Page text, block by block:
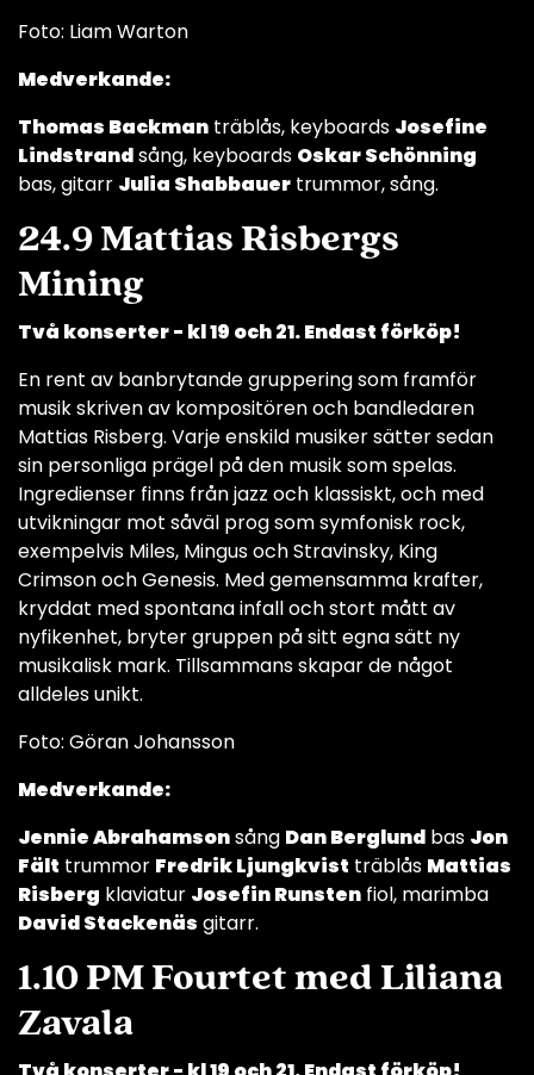
Foto: Liam Warton
Medverkande:
Thomas Backman träblås, keyboards Josefine
Lindstrandsång, keyboards Oskar Schönning
bas, gitarr Julia Shabbauer trummor, sång.
24.9 Mattias Risbergs
Mining
Två konserter - kl 19 och 21. Endast förköp!
En rent av banbrytande gruppering som framför
musik skriven av kompositören och bandledaren
Mattias Risberg. Varje enskild musiker sätter sedan
sin personliga prägel på den musik som spelas.
Ingredienser finns från jazz och klassiskt, och med
utvikningar mot såväl prog som symfonisk rock,
exempelvis Miles, Mingus och Stravinsky, King
Crimson och Genesis. Med gemensamma krafter,
kryddat med spontana infall och stort mått av
nyfikenhet, bryter gruppen på sitt egna sätt ny
musikalisk mark. Tillsammans skapar de något
alldeles unikt.
Foto: Göran Johansson
Medverkande:
Jennie Abrahamsonsång Dan Berglund bas Jon
Fält trummor Fredrik Ljungkvist träblås Mattias
Risberg klaviatur Josefin Runsten fiol, marimba
David Stackenäs gitarr.
1.10 PM Fourtet med Liliana
Zavala